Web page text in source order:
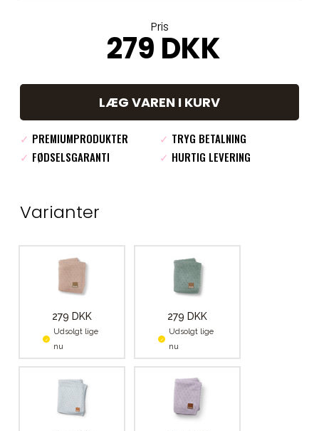
Pris
279 DKK
LÆG VAREN I KURV
✓ PREMIUMPRODUKTER ✓ TRYG BETALNING
✓ FØDSELSGARANTI ✓ HURTIG LEVERING
Varianter
279 DKK
Udsolgt lige
nu
279 DKK
Udsolgt lige
nu